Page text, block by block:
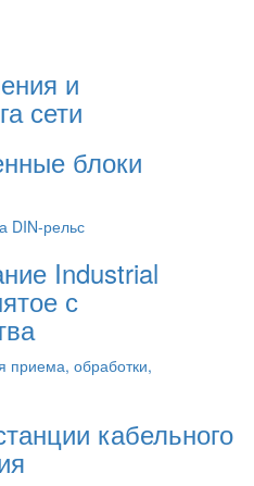
и
сети
блоки
DIN-рельс
Industrial
с
приема, обработки,
кабельного